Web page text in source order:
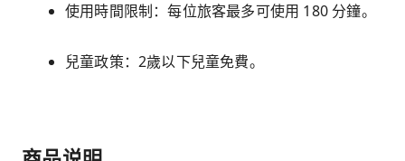
使用時間限制：每位旅客最多可使用 180 分鐘。
兒童政策：2歲以下兒童免費。